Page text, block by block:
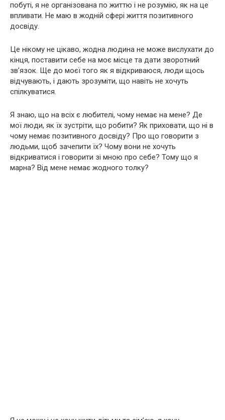
побуті, я не організована по життю і не розумію, як на це
впливати. Не маю в жодній сфері життя позитивного
досвіду.
Це нікому не цікаво, жодна людина не може вислухати до
кінця, поставити себе на моє місце та дати зворотний
зв’язок. Ще до моєї того як я відкриваюся, люди щось
відчувають, і дають зрозуміти, що навіть не хочуть
спілкуватися.
Я знаю, що на всіх є любителі, чому немає на мене? Де
мої люди, як їх зустріти, що робити? Як приховати, що ні в
чому немає позитивного досвіду? Про що говорити з
людьми, щоб зачепити їх? Чому вони не хочуть
відкриватися і говорити зі мною про себе? Тому що я
марна? Від мене немає жодного толку?